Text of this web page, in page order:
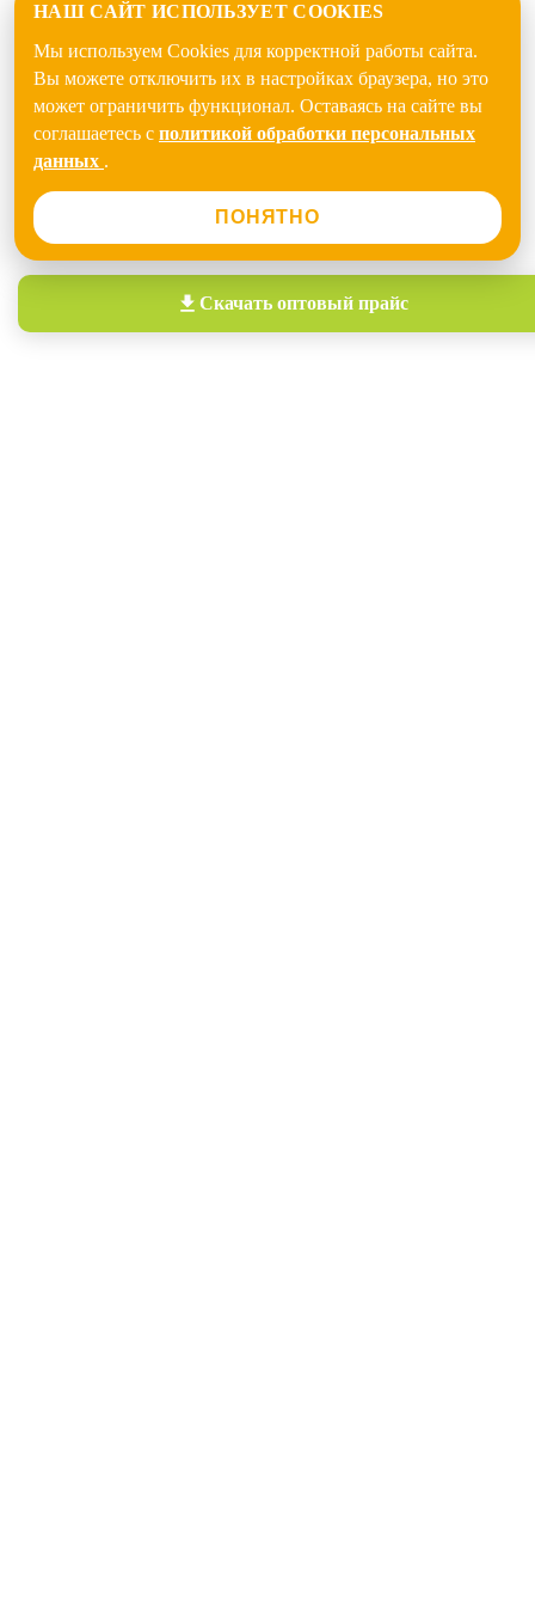
НАШ САЙТ ИСПОЛЬЗУЕТ COOKIES
Мы используем Cookies для корректной работы сайта.
Вы можете отключить их в настройках браузера, но это
может ограничить функционал. Оставаясь на сайте вы
соглашаетесь с политикой обработки персональных
данных .
ПОНЯТНО
Скачать оптовый прайс